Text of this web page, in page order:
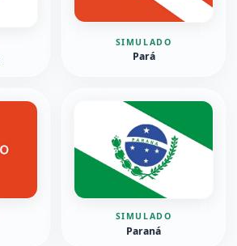
SIMULADO
Pará
SIMULADO
Paraná